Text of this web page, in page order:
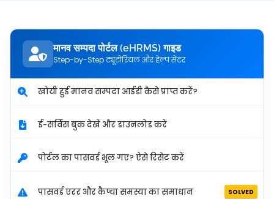
मानव सम्पदा पोर्टल (eHRMS) गाइड
Step-by-Step ट्यूटोरियल और हेल्प सेंटर
खोयी हुई मानव सम्पदा आईडी कैसे प्राप्त करें?
ई-सर्विस बुक देखें और डाउनलोड करें
पोर्टल का पासवर्ड भूल गए? ऐसे रिसेट करें
पासवर्ड एरर और कैप्चा समस्या का समाधान SOLVED